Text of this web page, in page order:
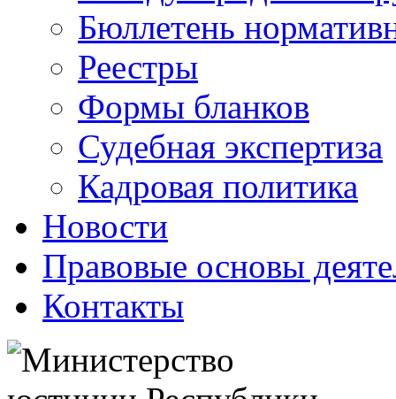
Бюллетень
Реестры
Формы бланков
Судебная экспертиза
Кадровая политика
Новости
Правовые основы
Контакты